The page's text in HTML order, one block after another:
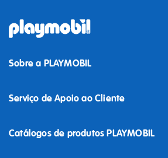
Sobre a PLAYMOBIL
Serviço de Apoio ao Cliente
Catálogos de produtos PLAYMOBIL